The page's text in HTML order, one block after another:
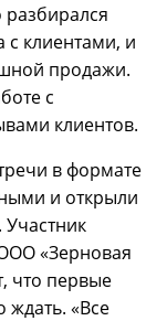
с клиентами, и
продажи.
с
клиентов.
в формате
и открыли
«Зерновая
что первые
ждать. «Все